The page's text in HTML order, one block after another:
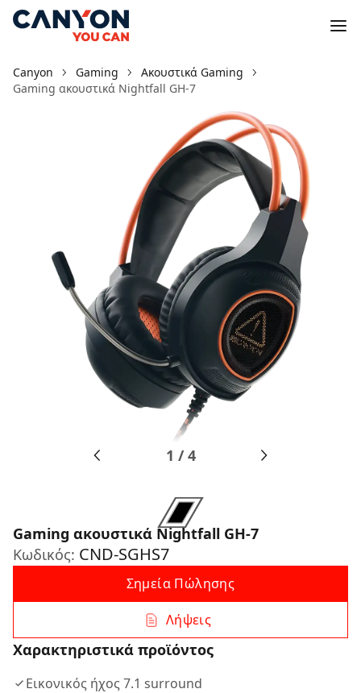
Canyon Gaming
Ακουστικά Gaming
Gaming ακουστικά Nightfall GH-7
1 /4
Gaming ακουστικά Nightfall GH-7
Κωδικός: CND-SGHS7
Σημεία Πώλησης
Λήψεις
Χαρακτηριστικά προϊόντος
Εικονικός ήχος 7.1 surround